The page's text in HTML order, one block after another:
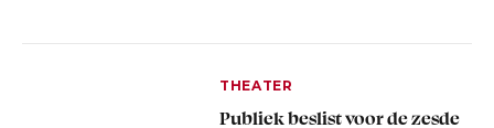
THEATER
Publiek beslist voor de zesde